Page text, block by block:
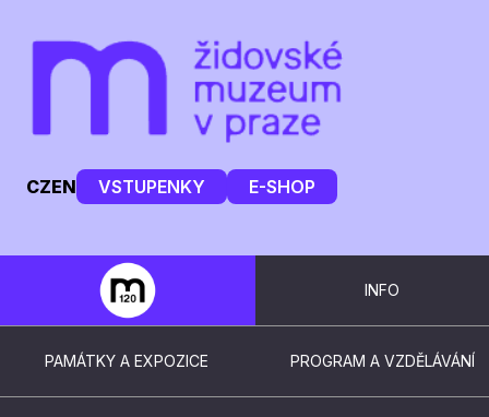
CZEN VSTUPENKY E-SHOP
INFO
PAMÁTKY A EXPOZICE PROGRAM A VZDĚLÁVÁNÍ